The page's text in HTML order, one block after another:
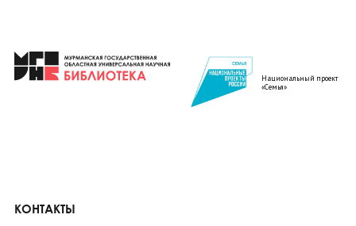
Национальный проект
«Семья»
КОНТАКТЫ